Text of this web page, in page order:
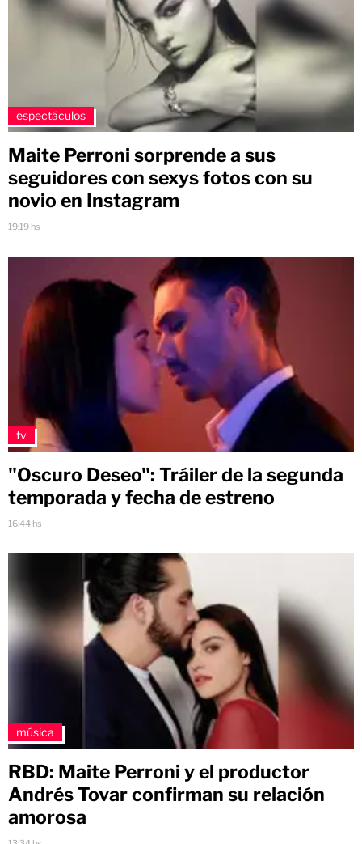
espectáculos
Maite Perroni sorprende a sus
seguidores con sexys fotos con su
novio en Instagram
19:19 hs
tv
"Oscuro Deseo": Tráiler de la segunda
temporada y fecha de estreno
16:44 hs
música
RBD: Maite Perroni y el productor
Andrés Tovar confirman su relación
amorosa